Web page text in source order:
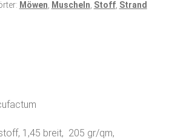
Möwen Muscheln Stoff, Strand
1,45 breit, 205 gr/qm,